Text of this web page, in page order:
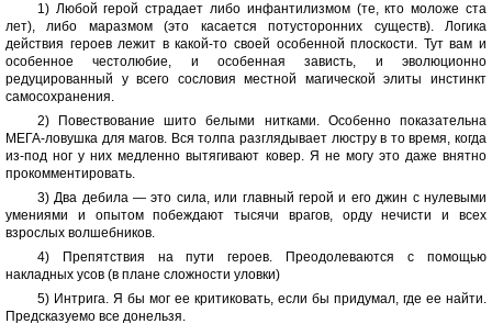
1) Любой герой страдает либо инфантилизмом (те, кто моложе ста
лет), либо маразмом (это касается потусторонних существ). Логика
действия героев лежит в какой-то своей особенной плоскости. Тут вам и
особенное честолюбие, и особенная зависть, и эволюционно
редуцированный у всего сословия местной магической элиты инстинкт
самосохранения.
2) Повествование шито белыми нитками. Особенно показательна
МЕГА-ловушка для магов. Вся толпа разглядывает люстру в то время, когда
из-под ног у них медленно вытягивают ковер. Я не могу это даже внятно
прокомментировать.
3) Два дебила — это сила, или главный герой и его джин с нулевыми
умениями и опытом побеждают тысячи врагов, орду нечисти и всех
взрослых волшебников.
4) Препятствия на пути героев. Преодолеваются с помощью
накладных усов (в плане сложности уловки)
5) Интрига. Я бы мог ее критиковать, если бы придумал, где ее найти.
Предсказуемо все донельзя.